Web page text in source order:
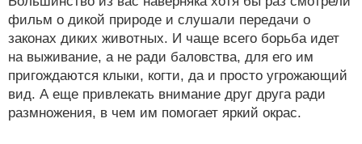
фильм о дикой природе и слушали передачи о
законах диких животных. И чаще всего борьба идет
на выживание, а не ради баловства, для его им
пригождаются клыки, когти, да и просто угрожающий
вид. А еще привлекать внимание друг друга ради
размножения, в чем им помогает яркий окрас.